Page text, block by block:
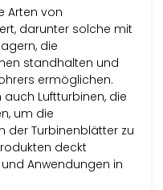
Arten von
darunter solche mit
die
standhalten und
ermöglichen.
Luftturbinen, die
um die
der Turbinenblätter zu
deckt
Anwendungen in